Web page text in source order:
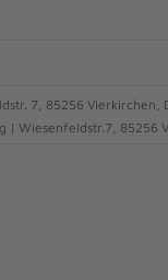
7, 85256 Vierkirchen,
| Wiesenfeldstr.7, 85256